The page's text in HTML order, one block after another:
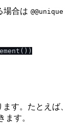
場合は @@unique
す。たとえば、
す。